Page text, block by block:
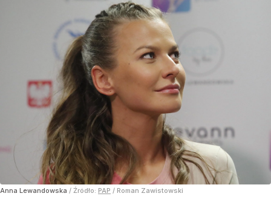
Anna Lewandowska / Źródło: PAP / Roman Zawistowski